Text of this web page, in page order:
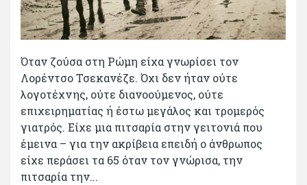
Όταν ζούσα στη Ρώμη είχα γνωρίσει τον
Λορέντσο Τσεκανέζε. Όχι δεν ήταν ούτε
λογοτέχνης, ούτε διανοούμενος, ούτε
επιχειρηματίας ή έστω μεγάλος και τρομερός
γιατρός. Είχε μια πιτσαρία στην γειτονιά που
έμεινα – για την ακρίβεια επειδή ο άνθρωπος
είχε περάσει τα 65 όταν τον γνώρισα, την
πιτσαρία την...